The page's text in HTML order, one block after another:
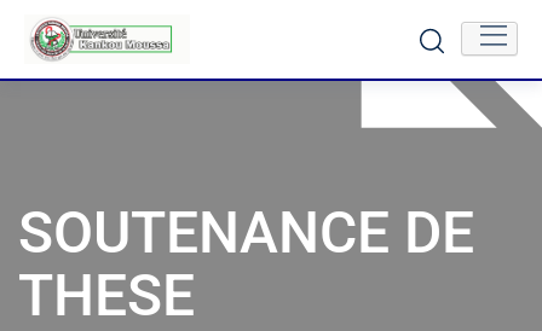
SOUTENANCE DE
THESE